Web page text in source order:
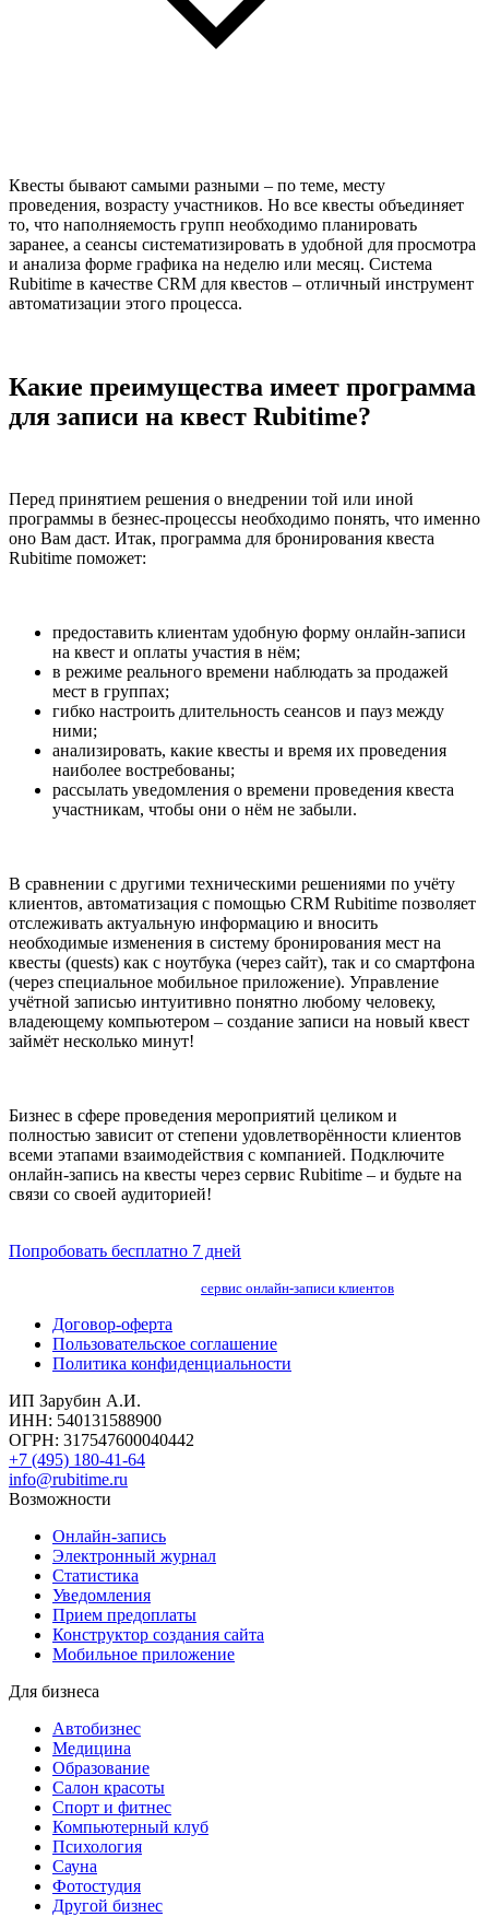
Квесты бывают самыми разными – по теме, месту
проведения, возрасту участников. Но все квесты объединяет
то, что наполняемость групп необходимо планировать
заранее, а сеансы систематизировать в удобной для просмотра
и анализа форме графика на неделю или месяц. Система
Rubitime в качестве CRM для квестов – отличный инструмент
автоматизации этого процесса.
Какие преимущества имеет программа
для записи на квест Rubitime?
Перед принятием решения о внедрении той или иной
программы в безнес-процессы необходимо понять, что именно
оно Вам даст. Итак, программа для бронирования квеста
Rubitime поможет:
предоставить клиентам удобную форму онлайн-записи
на квест и оплаты участия в нём;
в режиме реального времени наблюдать за продажей
мест в группах;
гибко настроить длительность сеансов и пауз между
ними;
анализировать, какие квесты и время их проведения
наиболее востребованы;
рассылать уведомления о времени проведения квеста
участникам, чтобы они о нём не забыли.
В сравнении с другими техническими решениями по учёту
клиентов, автоматизация с помощью CRM Rubitime позволяет
отслеживать актуальную информацию и вносить
необходимые изменения в систему бронирования мест на
квесты (quests) как с ноутбука (через сайт), так и со смартфона
(через специальное мобильное приложение). Управление
учётной записью интуитивно понятно любому человеку,
владеющему компьютером – создание записи на новый квест
займёт несколько минут!
Бизнес в сфере проведения мероприятий целиком и
полностью зависит от степени удовлетворённости клиентов
всеми этапами взаимодействия с компанией. Подключите
онлайн-запись на квесты через сервис Rubitime – и будьте на
связи со своей аудиторией!
Попробовать бесплатно 7 дней
сервис онлайн-записи клиентов
Договор-оферта
Пользовательское соглашение
Политика конфиденциальности
ИП Зарубин А.И.
ИНН: 540131588900
ОГРН: 317547600040442
+7 (495) 180-41-64
info@rubitime.ru
Возможности
Онлайн-запись
Электронный журнал
Статистика
Уведомления
Прием предоплаты
Конструктор создания сайта
Мобильное приложение
Для бизнеса
Автобизнес
Медицина
Образование
Салон красоты
Спорт и фитнес
Компьютерный клуб
Психология
Сауна
Фотостудия
Другой бизнес